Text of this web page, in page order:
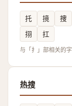
托 摬 捜
挧
扛
与「扌」部相关的字
热搜